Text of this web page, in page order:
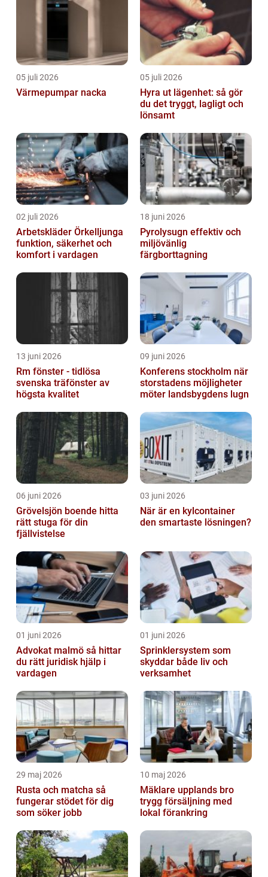
05 juli 2026
Värmepumpar nacka
05 juli 2026
Hyra ut lägenhet: så gör
du det tryggt, lagligt och
lönsamt
02 juli 2026
Arbetskläder Örkelljunga
funktion, säkerhet och
komfort i vardagen
18 juni 2026
Pyrolysugn effektiv och
miljövänlig
färgborttagning
13 juni 2026
Rm fönster - tidlösa
svenska träfönster av
högsta kvalitet
09 juni 2026
Konferens stockholm när
storstadens möjligheter
möter landsbygdens lugn
06 juni 2026
Grövelsjön boende hitta
rätt stuga för din
fjällvistelse
03 juni 2026
När är en kylcontainer
den smartaste lösningen?
01 juni 2026
Advokat malmö så hittar
du rätt juridisk hjälp i
vardagen
01 juni 2026
Sprinklersystem som
skyddar både liv och
verksamhet
29 maj 2026
Rusta och matcha så
fungerar stödet för dig
som söker jobb
10 maj 2026
Mäklare upplands bro
trygg försäljning med
lokal förankring